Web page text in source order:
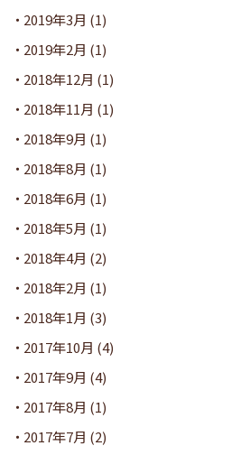
2019年3月 (1)
2019年2月 (1)
2018年12月 (1)
2018年11月 (1)
2018年9月 (1)
2018年8月 (1)
2018年6月 (1)
2018年5月 (1)
2018年4月 (2)
2018年2月 (1)
2018年1月 (3)
2017年10月 (4)
2017年9月 (4)
2017年8月 (1)
2017年7月 (2)